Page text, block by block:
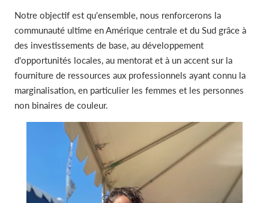
Notre objectif est qu'ensemble, nous renforcerons la
communauté ultime en Amérique centrale et du Sud grâce à
des investissements de base, au développement
d'opportunités locales, au mentorat et à un accent sur la
fourniture de ressources aux professionnels ayant connu la
marginalisation, en particulier les femmes et les personnes
non binaires de couleur.